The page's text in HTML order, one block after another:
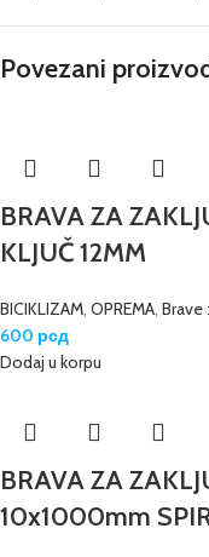
Povezani
BRAVA ZA
KLJUČ 12MM
BICIKLIZAM OPREMA Brave
600 рсд
Dodaj u korpu
BRAVA ZA
10x1000mm